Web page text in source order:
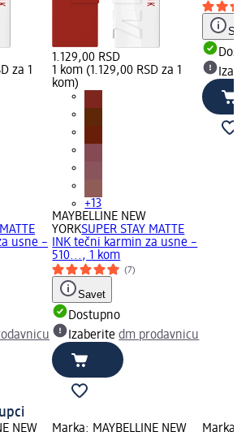
za 1
usne –
1.129,00 RSD
1 kom (1.129,00 RSD za 1
kom)
+13
MAYBELLINE NEW
YORKSUPER STAY MATTE
INK tečni karmin za usne –
510..., 1 kom
(7)
Savet
Dostupno
Izaberitedm prodavnicu
NEW
Marka: MAYBELLINE NEW
Marka: